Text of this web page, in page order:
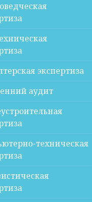
экспертиза
аудит
техническая